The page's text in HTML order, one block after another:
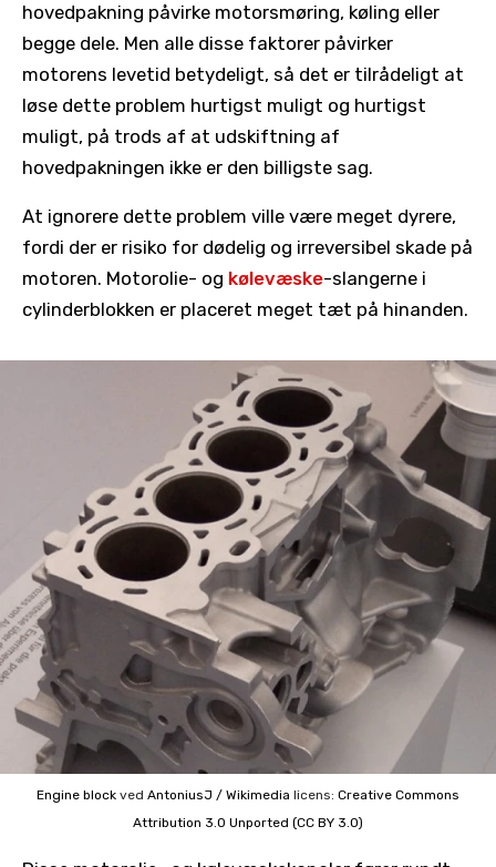
hovedpakning påvirke motorsmøring, køling eller
begge dele. Men alle disse faktorer påvirker
motorens levetid betydeligt, så det er tilrådeligt at
løse dette problem hurtigst muligt og hurtigst
muligt, på trods af at udskiftning af
hovedpakningen ikke er den billigste sag.
At ignorere dette problem ville være meget dyrere,
fordi der er risiko for dødelig og irreversibel skade på
motoren. Motorolie- og kølevæske-slangerne i
cylinderblokken er placeret meget tæt på hinanden.
Engine block ved AntoniusJ / Wikimedia licens: Creative Commons
Attribution 3.0 Unported (CC BY 3.0)